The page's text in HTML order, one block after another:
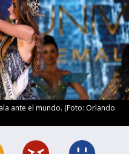
ante el mundo. (Foto: Orlando